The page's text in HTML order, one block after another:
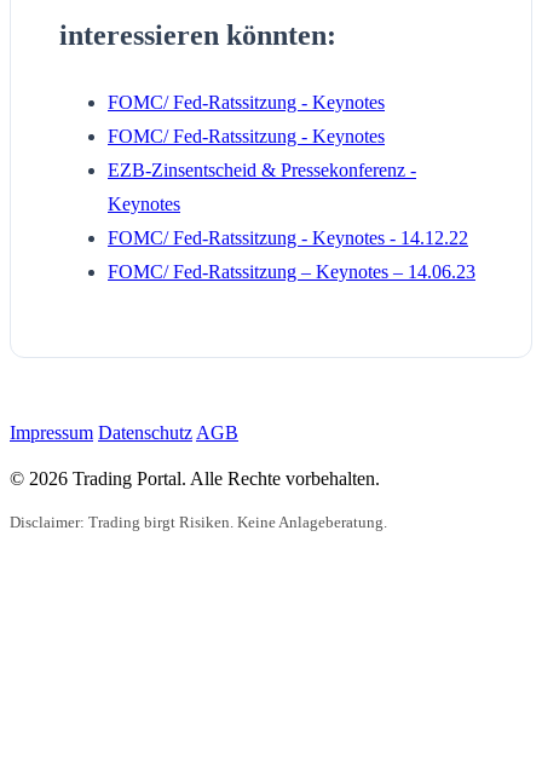
interessieren könnten:
FOMC/ Fed-Ratssitzung - Keynotes
FOMC/ Fed-Ratssitzung - Keynotes
EZB-Zinsentscheid & Pressekonferenz -
Keynotes
FOMC/ Fed-Ratssitzung - Keynotes - 14.12.22
FOMC/ Fed-Ratssitzung – Keynotes – 14.06.23
Impressum Datenschutz AGB
© 2026 Trading Portal. Alle Rechte vorbehalten.
Disclaimer: Trading birgt Risiken. Keine Anlageberatung.